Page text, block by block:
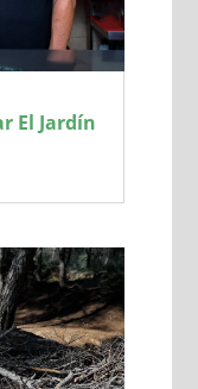
El Jardín